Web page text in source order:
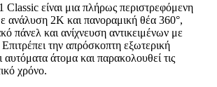
είναι μια πλήρως περιστρεφόμενη
ανάλυση 2K και πανοραμική θέα 360°,
πάνελ και ανίχνευση αντικειμένων με
την απρόσκοπτη εξωτερική
αυτόματα άτομα και παρακολουθεί τις
χρόνο.